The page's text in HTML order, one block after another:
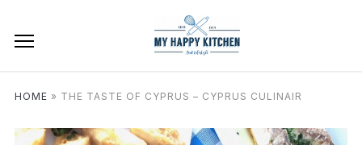
HOME » THE TASTE OF CYPRUS – CYPRUS CULINAIR